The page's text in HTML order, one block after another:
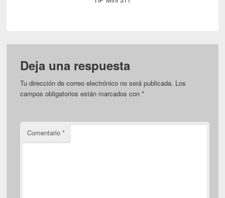
Deja una respuesta
Tu dirección de correo electrónico no será publicada. Los
campos obligatorios están marcados con*
Comentario*